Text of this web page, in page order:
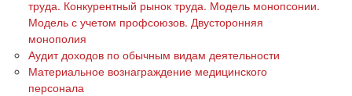
труда. Конкурентный рынок труда. Модель монопсонии.
Модель с учетом профсоюзов. Двусторонняя
монополия
Аудит доходов по обычным видам деятельности
Материальное вознаграждение медицинского
персонала